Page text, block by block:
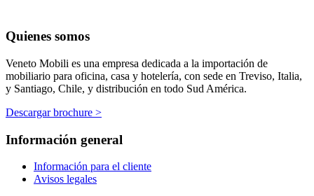
Quienes somos
Veneto Mobili es una empresa dedicada a la importación de
mobiliario para oficina, casa y hotelería, con sede en Treviso, Italia,
y Santiago, Chile, y distribución en todo Sud América.
Descargar brochure >
Información general
Información para el cliente
Avisos legales